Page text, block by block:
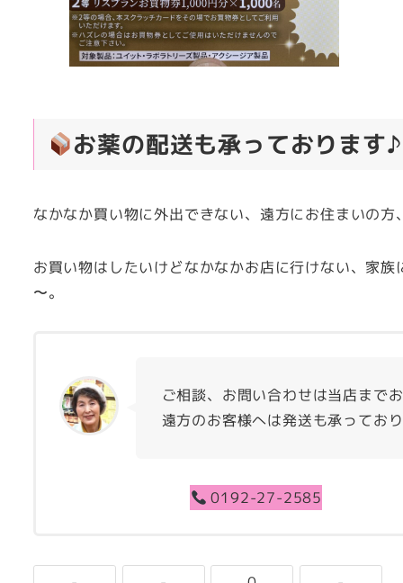
お薬の配送も承っております♪
なかなか買い物に外出できない、遠方にお住まいの方
お買い物はしたいけどなかなかお店に行けない、家
〜。
ご相談、お問い合わせは当店まで
遠方のお客様へは発送も承ってお
0192-27-2585